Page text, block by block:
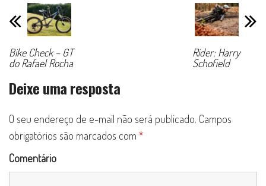
Bike Check – GT
do Rafael Rocha
Rider: Harry
Schofield
Deixe uma resposta
O seu endereço de e-mail não será publicado. Campos
obrigatórios são marcados com *
Comentário